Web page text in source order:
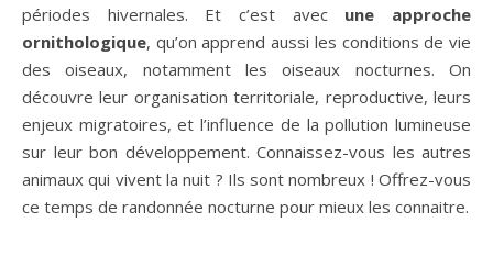
périodes hivernales. Et c’est avec une approche
ornithologique, qu’on apprend aussi les conditions de vie
des oiseaux, notamment les oiseaux nocturnes. On
découvre leur organisation territoriale, reproductive, leurs
enjeux migratoires, et l’influence de la pollution lumineuse
sur leur bon développement. Connaissez-vous les autres
animaux qui vivent la nuit ? Ils sont nombreux ! Offrez-vous
ce temps de randonnée nocturne pour mieux les connaitre.